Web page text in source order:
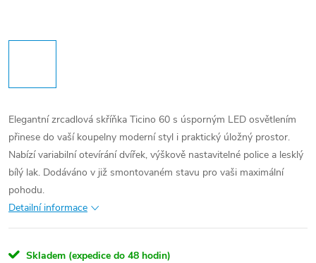
Elegantní zrcadlová skříňka Ticino 60 s úsporným LED osvětlením
přinese do vaší koupelny moderní styl i praktický úložný prostor.
Nabízí variabilní otevírání dvířek, výškově nastavitelné police a lesklý
bílý lak. Dodáváno v již smontovaném stavu pro vaši maximální
pohodu.
Detailní informace
Skladem (expedice do 48 hodin)